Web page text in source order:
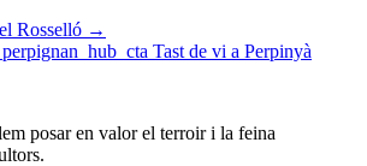
Rosselló →
Tast de vi a Perpinyà
posar en valor el terroir i la feina